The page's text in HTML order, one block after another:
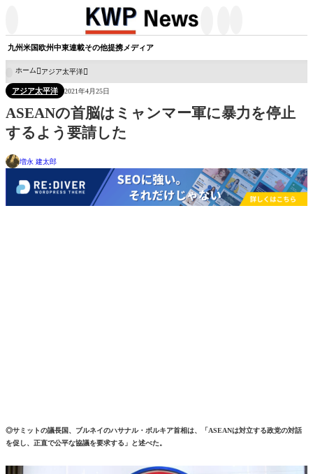
九州米国欧州中東連載その他提携メディア
ホーム アジア太平洋
アジア太平洋 2021年4月25日
ASEANの首脳はミャンマー軍に暴力を停止
するよう要請した
増永 建太郎
◎サミットの議長国、ブルネイのハサナル・ボルキア首相は、「ASEANは対立する政党の対話
を促し、正直で公平な協議を要求する」と述べた。